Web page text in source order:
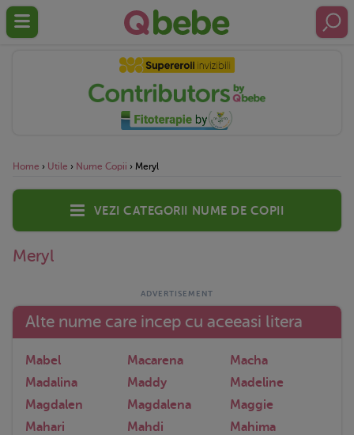
Home › Utile › Nume Copii › Meryl
Vezi categorii nume de copii
Meryl
Alte nume care incep cu aceeasi litera
Mabel Macarena
Macha
Madalina
Maddy
Madeline
Magdalen
Magdalena
Maggie
Mahari
Mahdi
Mahima